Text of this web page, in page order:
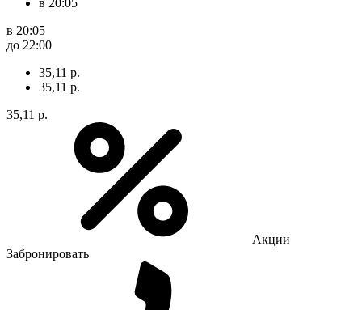
в 20:05
до 22:00
35,11 р.
35,11 р.
35,11 р.
Акции
Забронировать